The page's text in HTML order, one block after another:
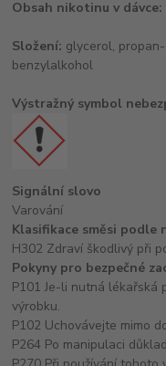
Obsah nikotinu v dávce:
Složení: glycerol,
benzylalkohol
Výstražný symbol
Signální slovo
Varování
Klasifikace směsi podle
H302 Zdraví škodlivý při
Pokyny pro bezpečné
P101 Je-li nutná lékařská
výrobku.
P102 Uchovávejte mimo
P264 Po manipulaci